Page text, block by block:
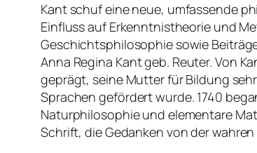
Kant schuf eine neue, umfassende
Einfluss auf Erkenntnistheorie und
Geschichtsphilosophie sowie
Anna Regina Kant geb. Reuter. Von
geprägt, seine Mutter für Bildung
Sprachen gefördert wurde. 1740
Naturphilosophie und elementare
Schrift, die Gedanken von der